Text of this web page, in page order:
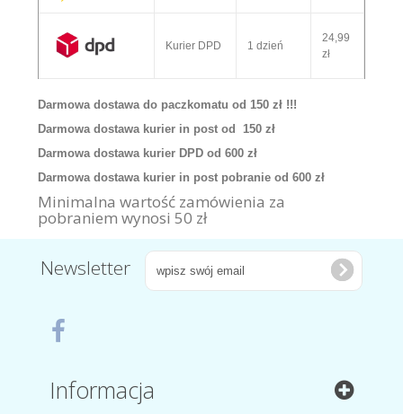
Kurier DPD 1 dzień
24,99
zł
Darmowa dostawa do paczkomatu od 150 zł !!!
Darmowa dostawa kurier in post od 150 zł
Darmowa dostawa kurier DPD od 600 zł
Darmowa dostawa kurier in post pobranie od 600 zł
Minimalna wartość zamówienia za
pobraniem wynosi 50 zł
Newsletter
Informacja